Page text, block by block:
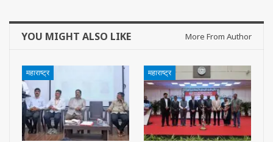
YOU MIGHT ALSO LIKE More From Author
महाराष्ट्र महाराष्ट्र